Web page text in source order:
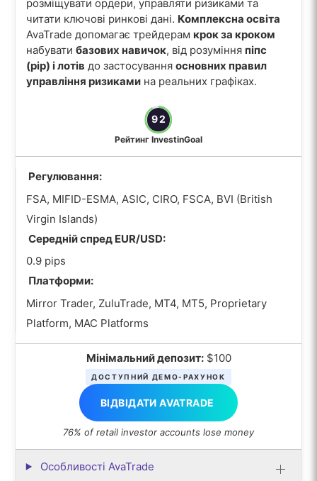
розміщувати ордери, управляти ризиками та
читати ключові ринкові дані. Комплексна освіта
AvaTrade допомагає трейдерам крок за кроком
набувати базових навичок, від розуміння піпс
(pip) і лотів до застосування основних правил
управління ризикамина реальних графіках.
92
Рейтинг InvestinGoal
Регулювання:
FSA, MIFID-ESMA, ASIC, CIRO, FSCA, BVI (British
Virgin Islands)
Середній спред EUR/USD:
0.9 pips
Платформи:
Mirror Trader, ZuluTrade, MT4, MT5, Proprietary
Platform, MAC Platforms
Мінімальний депозит:$100
ДОСТУПНИЙ ДЕМО-РАХУНОК
ВІДВІДАТИ AVATRADE
76% of retail investor accounts lose money
Особливості AvaTrade